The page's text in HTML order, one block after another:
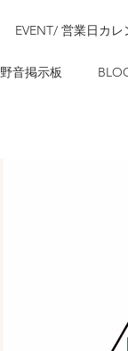
EVENT/ 営業日カレ
野音掲示板